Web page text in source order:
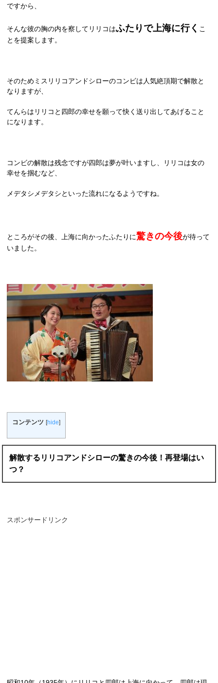
ですから、
そんな彼の胸の内を察してリリコはふたりで上海に行く こ
とを提案します。
そのためミスリリコアンドシローのコンビは人気絶頂期で解散と
なりますが、
てんらはリリコと四郎の幸せを願って快く送り出してあげること
になります。
コンビの解散は残念ですが四郎は夢が叶いますし、リリコは女の
幸せを掴むなど、
メデタシメデタシといった流れになるようですね。
ところがその後、上海に向かったふたりに驚きの今後が待って
いました。
コンテンツ [hide]
解散するリリコアンドシローの驚きの今後！再登場はい
つ？
スポンサードリンク